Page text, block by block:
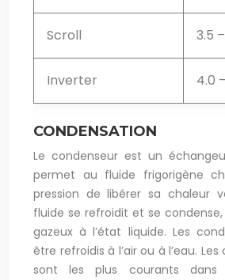
Scroll 3.5
Inverter 4.0
CONDENSATION
Le condenseur est un
permet au fluide frigorigène
pression de libérer sa chaleur
fluide se refroidit et se
gazeux à l’état liquide. Les
être refroidis à l’air ou à l’eau.
sont les plus courants dans